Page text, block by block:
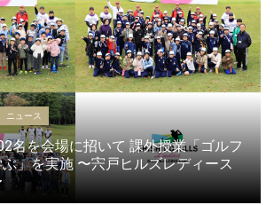
ニュース
名を会場に招いて 課外授業「ゴルフ
」を実施 〜宍戸ヒルズレディース